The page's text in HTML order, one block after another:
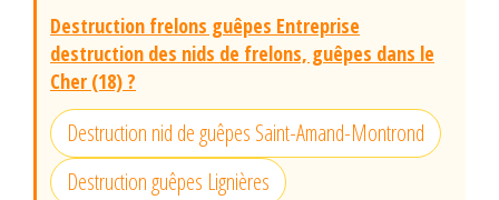
Destruction frelons guêpes Entreprise
destruction des nids de frelons, guêpes dans le
Cher (18) ?
Destruction nid de guêpes Saint-Amand-Montrond
Destruction guêpes Lignières